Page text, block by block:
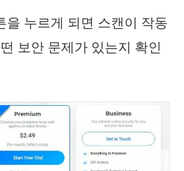
을 누르게 되면 스캔이 작동
보안 문제가 있는지 확인